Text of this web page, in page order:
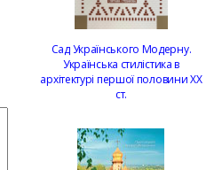
Сад Українського Модерну.
Українська стилістика в
архітектурі першої половини ХХ
ст.